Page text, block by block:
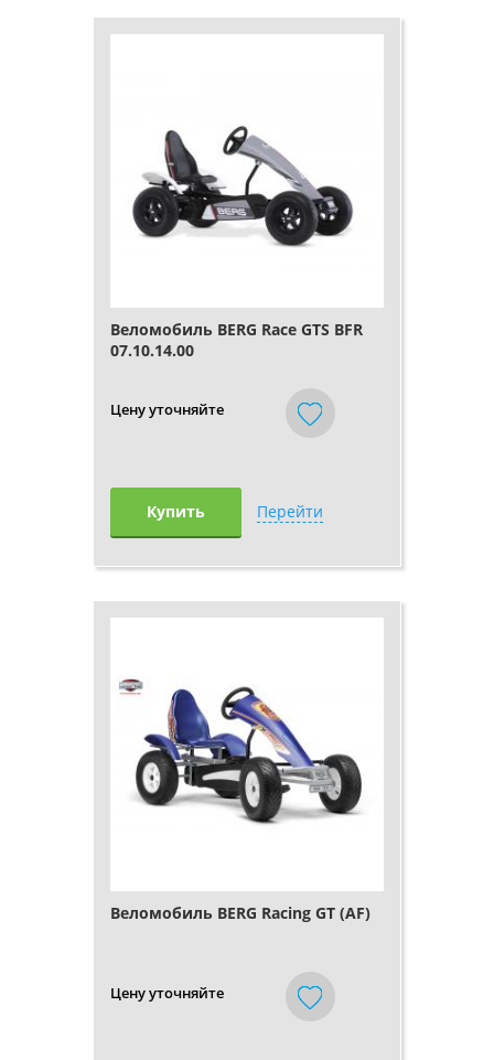
Веломобиль BERG Race GTS BFR
07.10.14.00
Цену уточняйте
Купить Перейти
Веломобиль BERG Racing GT (AF)
Цену уточняйте